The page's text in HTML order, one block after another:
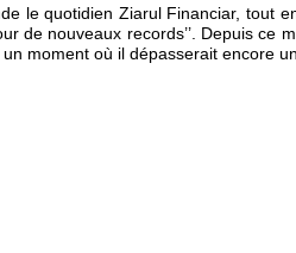
le quotidien Ziarul Financiar,
de nouveaux records’’. Depuis
moment où il dépasserait encore